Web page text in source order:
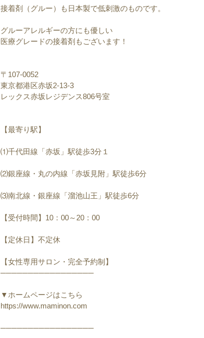
接着剤（グルー）も日本製で低刺激のものです。
グルーアレルギーの方にも優しい
医療グレードの接着剤もございます！
〒107-0052
東京都港区赤坂2-13-3
レックス赤坂レジデンス806号室
【最寄り駅】
⑴千代田線「赤坂」駅徒歩3分１
⑵銀座線・丸の内線「赤坂見附」駅徒歩6分
⑶南北線・銀座線「溜池山王」駅徒歩6分
【受付時間】10：00～20：00
【定休日】不定休
【女性専用サロン・完全予約制】
─────────────────
▼ホームページはこちら
https://www.maminon.com
─────────────────